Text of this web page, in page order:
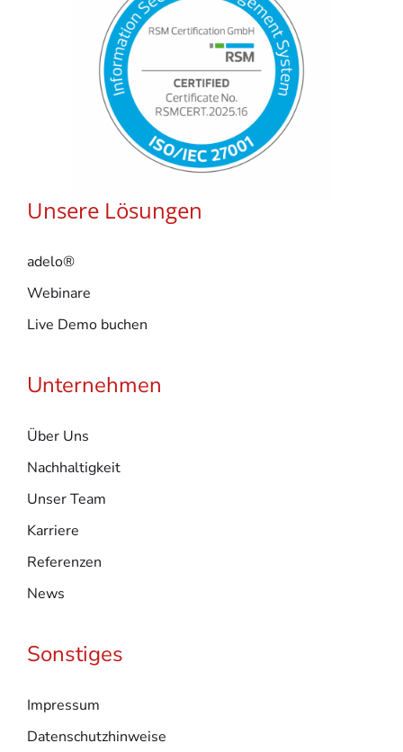
Unsere Lösungen
adelo®
Webinare
Live Demo buchen
Unternehmen
Über Uns
Nachhaltigkeit
Unser Team
Karriere
Referenzen
News
Sonstiges
Impressum
Datenschutzhinweise